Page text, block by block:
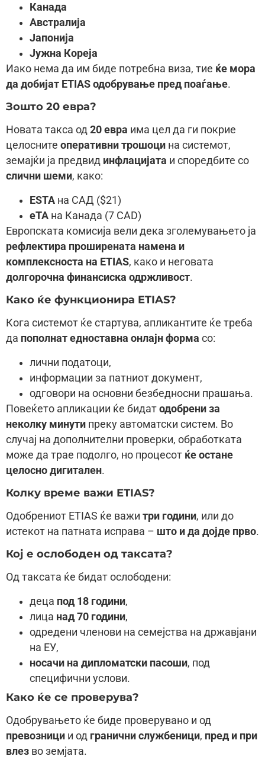
Канада
Австралија
Јапонија
Јужна Кореја
Иако нема да им биде потребна виза, тие ќе мора
да добијат ETIAS одобрување пред поаѓање.
Зошто 20 евра?
Новата такса од 20 евра има цел да ги покрие
целосните оперативни трошоци на системот,
земајќи ја предвид инфлацијата и споредбите со
слични шеми, како:
ESTA на САД ($21)
eTA на Канада (7 CAD)
Европската комисија вели дека зголемувањето ја
рефлектира проширената намена и
комплексноста на ETIAS, како и неговата
долгорочна финансиска одржливост.
Како ќе функционира ETIAS?
Кога системот ќе стартува, апликантите ќе треба
да пополнат едноставна онлајн форма со:
лични податоци,
информации за патниот документ,
одговори на основни безбедносни прашања.
Повеќето апликации ќе бидат одобрени за
неколку минути преку автоматски систем. Во
случај на дополнителни проверки, обработката
може да трае подолго, но процесот ќе остане
целосно дигитален.
Колку време важи ETIAS?
Одобрениот ETIAS ќе важи три години, или до
истекот на патната исправа – што и да дојде прво.
Кој е ослободен од таксата?
Од таксата ќе бидат ослободени:
деца под 18 години,
лица над 70 години,
одредени членови на семејства на државјани
на ЕУ,
носачи на дипломатски пасоши, под
специфични услови.
Како ќе се проверува?
Одобрувањето ќе биде проверувано и од
превозници и од гранични службеници, пред и при
влез во земјата.